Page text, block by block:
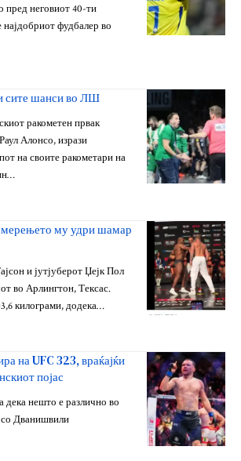
неговиот 40-ти
фудбалер во
сите шанси во ЛШ
ракометен првак
Алонсо, изрази
на своите ракометари на
му удри шамар
и јутјуберот Џејк Пол
во Арлингтон, Тексас.
килограми, додека…
на UFC 323, враќајќи
појас
дека нешто е различно во
со Дванишвили